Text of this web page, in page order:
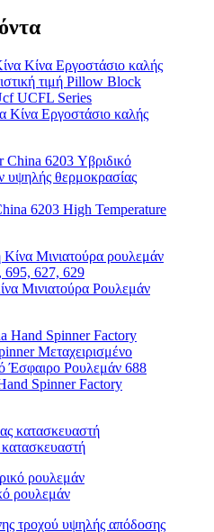
Κίνα Εργοστάσιο καλής
6203 High Temperature
Μινιατούρα Ρουλεμάν
Spinner Factory
ρουλεμάν